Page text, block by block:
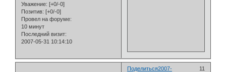
Уважение: [+0/-0]
Позитив: [+0/-0]
Провел на форуме:
10 минут
Последний визит:
2007-05-31 10:14:10
Поделиться 11
2007-